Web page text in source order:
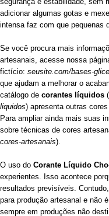
adicionar algumas gotas e
intensa faz com que pequenas
Se você procura mais
artesanais, acesse nossa
fictício: seusite.com/bases-
que ajudam a melhorar o
catálogo de corantes líquidos
liquidos) apresenta outras
Para ampliar ainda mais suas
sobre técnicas de cores
cores-artesanais).
O uso do Corante Líquido
experientes. Isso acontece
resultados previsíveis.
para produção artesanal e não
sempre em produções não